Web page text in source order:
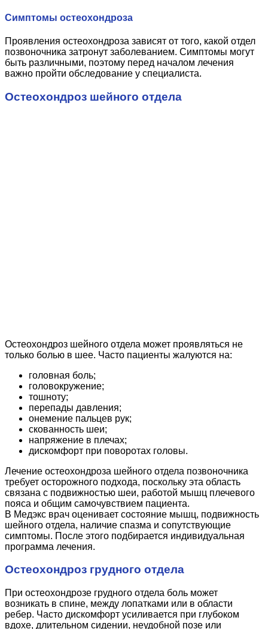
Симптомы остеохондроза
Проявления остеохондроза зависят от того, какой отдел
позвоночника затронут заболеванием. Симптомы могут
быть различными, поэтому перед началом лечения
важно пройти обследование у специалиста.
Остеохондроз шейного отдела
Остеохондроз шейного отдела может проявляться не
только болью в шее. Часто пациенты жалуются на:
головная боль;
головокружение;
тошноту;
перепады давления;
онемение пальцев рук;
скованность шеи;
напряжение в плечах;
дискомфорт при поворотах головы.
Лечение остеохондроза шейного отдела позвоночника
требует осторожного подхода, поскольку эта область
связана с подвижностью шеи, работой мышц плечевого
пояса и общим самочувствием пациента.
В Медэкс врач оценивает состояние мышц, подвижность
шейного отдела, наличие спазма и сопутствующие
симптомы. После этого подбирается индивидуальная
программа лечения.
Остеохондроз грудного отдела
При остеохондрозе грудного отдела боль может
возникать в спине, между лопатками или в области
ребер. Часто дискомфорт усиливается при глубоком
вдохе, длительном сидении, неудобной позе или